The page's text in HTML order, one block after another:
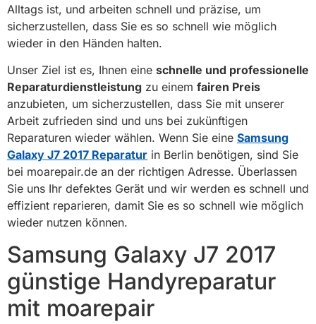
Alltags ist, und arbeiten schnell und präzise, um
sicherzustellen, dass Sie es so schnell wie möglich
wieder in den Händen halten.
Unser Ziel ist es, Ihnen eine schnelle und professionelle
Reparaturdienstleistung zu einem fairen Preis
anzubieten, um sicherzustellen, dass Sie mit unserer
Arbeit zufrieden sind und uns bei zukünftigen
Reparaturen wieder wählen. Wenn Sie eine Samsung
Galaxy J7 2017 Reparatur in Berlin benötigen, sind Sie
bei moarepair.de an der richtigen Adresse. Überlassen
Sie uns Ihr defektes Gerät und wir werden es schnell und
effizient reparieren, damit Sie es so schnell wie möglich
wieder nutzen können.
Samsung Galaxy J7 2017
günstige Handyreparatur
mit moarepair